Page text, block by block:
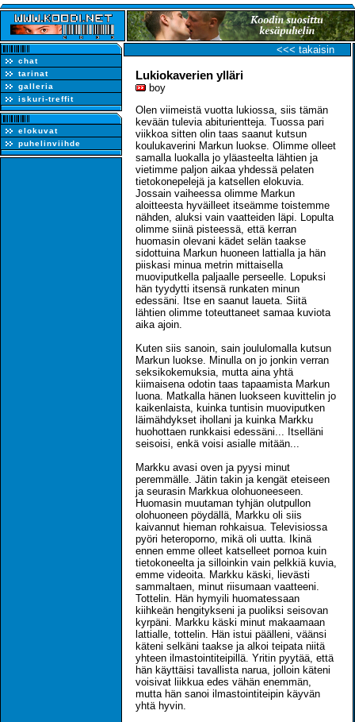
chat
tarinat
galleria
iskuri-treffit
elokuvat
puhelinviihde
<<< takaisin
Lukiokaverien ylläri
boy
Olen viimeistä vuotta lukiossa, siis tämän
kevään tulevia abiturientteja. Tuossa pari
viikkoa sitten olin taas saanut kutsun
koulukaverini Markun luokse. Olimme olleet
samalla luokalla jo yläasteelta lähtien ja
vietimme paljon aikaa yhdessä pelaten
tietokonepelejä ja katsellen elokuvia.
Jossain vaiheessa olimme Markun
aloitteesta hyväilleet itseämme toistemme
nähden, aluksi vain vaatteiden läpi. Lopulta
olimme siinä pisteessä, että kerran
huomasin olevani kädet selän taakse
sidottuina Markun huoneen lattialla ja hän
piiskasi minua metrin mittaisella
muoviputkella paljaalle perseelle. Lopuksi
hän tyydytti itsensä runkaten minun
edessäni. Itse en saanut laueta. Siitä
lähtien olimme toteuttaneet samaa kuviota
aika ajoin.
Kuten siis sanoin, sain joululomalla kutsun
Markun luokse. Minulla on jo jonkin verran
seksikokemuksia, mutta aina yhtä
kiimaisena odotin taas tapaamista Markun
luona. Matkalla hänen luokseen kuvittelin jo
kaikenlaista, kuinka tuntisin muoviputken
läimähdykset ihollani ja kuinka Markku
huohottaen runkkaisi edessäni... Itselläni
seisoisi, enkä voisi asialle mitään...
Markku avasi oven ja pyysi minut
peremmälle. Jätin takin ja kengät eteiseen
ja seurasin Markkua olohuoneeseen.
Huomasin muutaman tyhjän olutpullon
olohuoneen pöydällä, Markku oli siis
kaivannut hieman rohkaisua. Televisiossa
pyöri heteroporno, mikä oli uutta. Ikinä
ennen emme olleet katselleet pornoa kuin
tietokoneelta ja silloinkin vain pelkkiä kuvia,
emme videoita. Markku käski, lievästi
sammaltaen, minut riisumaan vaatteeni.
Tottelin. Hän hymyili huomatessaan
kiihkeän hengitykseni ja puoliksi seisovan
kyrpäni. Markku käski minut makaamaan
lattialle, tottelin. Hän istui päälleni, väänsi
käteni selkäni taakse ja alkoi teipata niitä
yhteen ilmastointiteipillä. Yritin pyytää, että
hän käyttäisi tavallista narua, jolloin käteni
voisivat liikkua edes vähän enemmän,
mutta hän sanoi ilmastointiteipin käyvän
yhtä hyvin.